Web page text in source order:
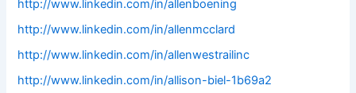
http://www.linkedin.com/in/allenboening
http://www.linkedin.com/in/allenmcclard
http://www.linkedin.com/in/allenwestrailinc
http://www.linkedin.com/in/allison-biel-1b69a2